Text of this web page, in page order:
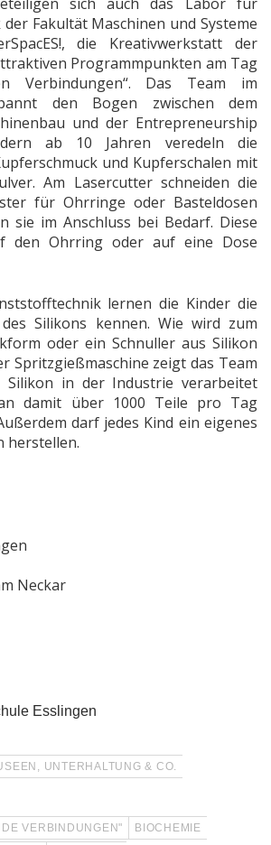
Fakultät Maschinen und Systeme
die Kreativwerkstatt der
Programmpunkten am Tag
Verbindungen“. Das Team im
den Bogen zwischen dem
und der Entrepreneurship
ab 10 Jahren veredeln die
und Kupferschalen mit
Am Lasercutterschneiden die
für Ohrringe oder Basteldosen
sie im Anschluss bei Bedarf. Diese
den Ohrring oder auf eine Dose
lernen die Kinder die
Silikons kennen. Wie wird zum
oder ein Schnuller aus Silikon
Spritzgießmaschine zeigt das Team
Silikon in der Industrie verarbeitet
damit über 1000 Teile pro Tag
darf jedes Kind ein eigenes
herstellen.
Neckar
Esslingen
UNTERHALTUNG & CO.
VERBINDUNGEN"
BIOCHEMIE